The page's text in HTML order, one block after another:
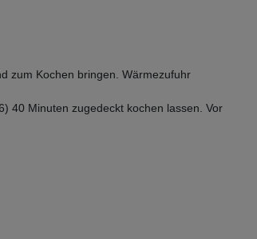
zum Kochen bringen. Wärmezufuhr
40 Minuten zugedeckt kochen lassen. Vor